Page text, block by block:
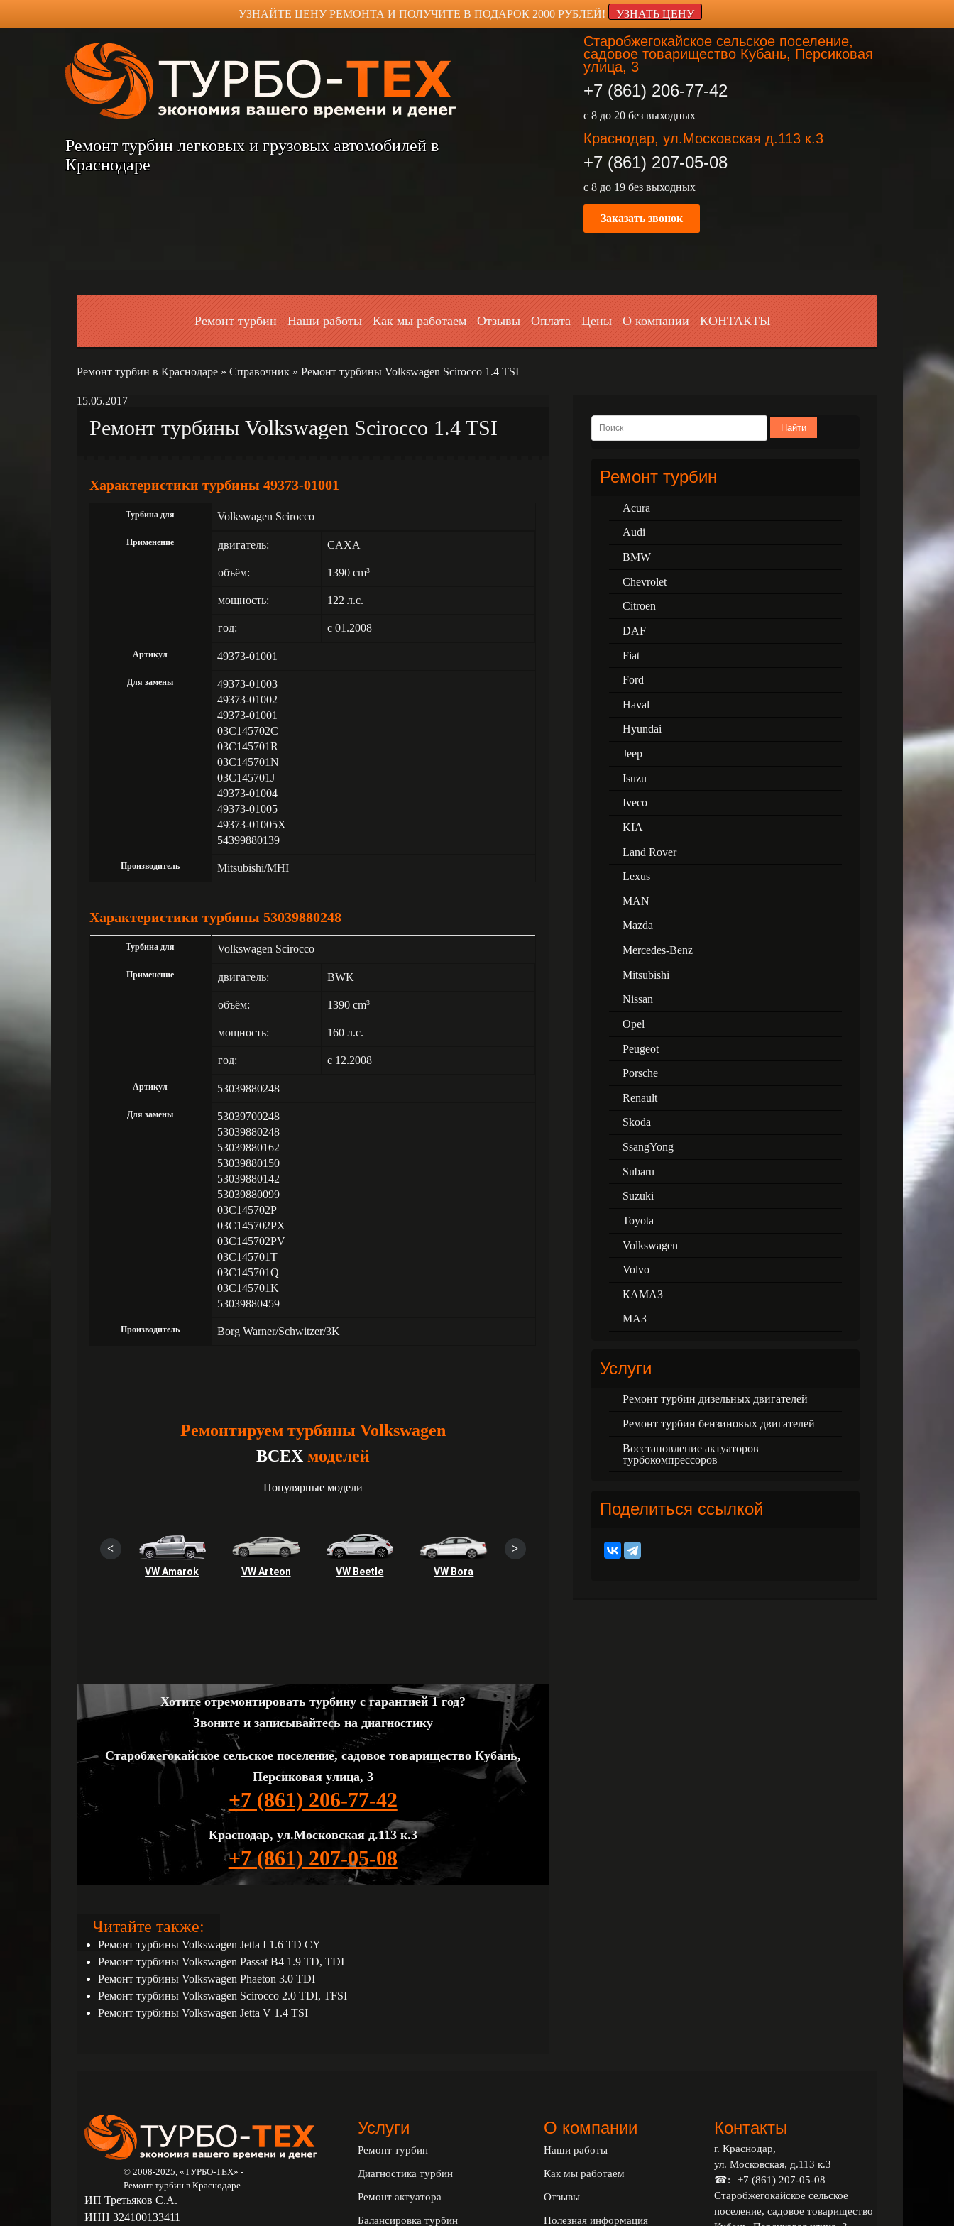
УЗНАЙТЕ ЦЕНУ РЕМОНТА И ПОЛУЧИТЕ В ПОДАРОК 2000 РУБЛЕЙ! УЗНАТЬ ЦЕНУ
Ремонт турбин легковых и грузовых автомобилей в
Краснодаре
Старобжегокайское сельское поселение,
садовое товарищество Кубань, Персиковая
улица, 3
+7 (861) 206-77-42
с 8 до 20 без выходных
Краснодар, ул.Московская д.113 к.3
+7 (861) 207-05-08
с 8 до 19 без выходных
Заказать звонок
Ремонт турбин Наши работы Как мы работаем Отзывы Оплата Цены О компании КОНТАКТЫ
Ремонт турбин в Краснодаре » Справочник » Ремонт турбины Volkswagen Scirocco 1.4 TSI
15.05.2017
Ремонт турбины Volkswagen Scirocco 1.4 TSI
Характеристики турбины 49373-01001
Турбина для Volkswagen Scirocco
Применение двигатель: CAXA
объём: 1390 cm3
мощность: 122 л.с.
год: с 01.2008
Артикул 49373-01001
Для замены
49373-01003
49373-01002
49373-01001
03C145702C
03C145701R
03C145701N
03C145701J
49373-01004
49373-01005
49373-01005X
54399880139
Производитель Mitsubishi/MHI
Характеристики турбины 53039880248
Турбина для Volkswagen Scirocco
Применение двигатель: BWK
объём: 1390 cm3
мощность: 160 л.с.
год: с 12.2008
Артикул 53039880248
Для замены
53039700248
53039880248
53039880162
53039880150
53039880142
53039880099
03C145702P
03C145702PX
03C145702PV
03C145701T
03C145701Q
03C145701K
53039880459
Производитель Borg Warner/Schwitzer/3K
Ремонтируем турбины Volkswagen
ВСЕХмоделей
Популярные модели
VW Amarok VW Arteon VW Beetle VW Bora
< >
Хотите отремонтировать турбину с гарантией 1 год?
Звоните и записывайтесь на диагностику
Старобжегокайское сельское поселение, садовое товарищество Кубань,
Персиковая улица, 3
+7 (861) 206-77-42
Краснодар, ул.Московская д.113 к.3
+7 (861) 207-05-08
Читайте также:
Ремонт турбины Volkswagen Jetta I 1.6 TD CY
Ремонт турбины Volkswagen Passat B4 1.9 TD, TDI
Ремонт турбины Volkswagen Phaetоn 3.0 TDI
Ремонт турбины Volkswagen Scirocco 2.0 TDI, TFSI
Ремонт турбины Volkswagen Jetta V 1.4 TSI
Найти
Ремонт турбин
Acura
Audi
BMW
Chevrolet
Citroen
DAF
Fiat
Ford
Haval
Hyundai
Jeep
Isuzu
Iveco
KIA
Land Rover
Lexus
MAN
Mazda
Mercedes-Benz
Mitsubishi
Nissan
Opel
Peugeot
Porsche
Renault
Skoda
SsangYong
Subaru
Suzuki
Toyota
Volkswagen
Volvo
КАМАЗ
МАЗ
Услуги
Ремонт турбин дизельных двигателей
Ремонт турбин бензиновых двигателей
Восстановление актуаторов
турбокомпрессоров
Поделиться ссылкой
© 2008-2025, «ТУРБО-ТЕХ» -
Ремонт турбин в Краснодаре
ИП Третьяков С.А.
ИНН 324100133411
Услуги
Ремонт турбин
Диагностика турбин
Ремонт актуатора
Балансировка турбин
О компании
Наши работы
Как мы работаем
Отзывы
Полезная информация
Контакты
г. Краснодар,
ул. Московская, д.113 к.3
☎:
+7 (861) 207-05-08
Старобжегокайское сельское
поселение, садовое товарищество